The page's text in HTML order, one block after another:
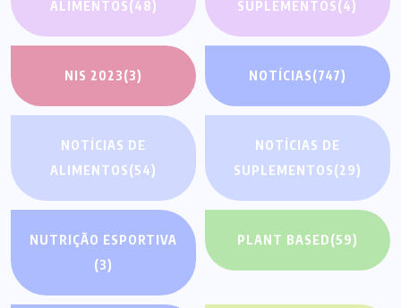
ALIMENTOS(48)
SUPLEMENTOS(4)
NIS 2023(3) NOTÍCIAS(747)
NOTÍCIAS DE
ALIMENTOS(54)
NOTÍCIAS DE
SUPLEMENTOS(29)
NUTRIÇÃO ESPORTIVA
(3)
PLANT BASED(59)